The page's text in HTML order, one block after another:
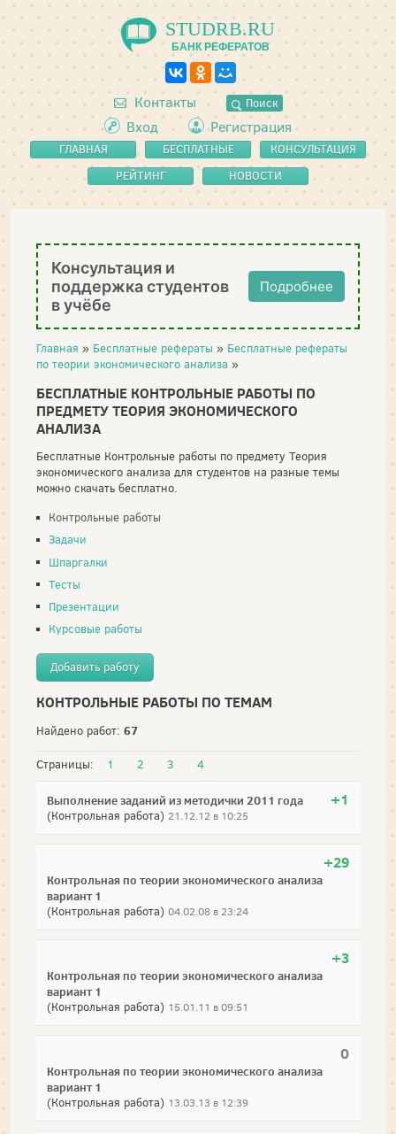
STUDRB.RU
БАНК РЕФЕРАТОВ
Контакты Поиск
Вход Регистрация
ГЛАВНАЯ
БЕСПЛАТНЫЕ
РЕФЕРАТЫ
КОНСУЛЬТАЦИЯ
РЕЙТИНГ
НОВОСТИ
Консультация и
поддержка студентов
в учёбе
Подробнее
Главная » Бесплатные рефераты » Бесплатные рефераты
по теории экономического анализа »
БЕСПЛАТНЫЕ КОНТРОЛЬНЫЕ РАБОТЫ ПО
ПРЕДМЕТУ ТЕОРИЯ ЭКОНОМИЧЕСКОГО
АНАЛИЗА
Бесплатные Контрольные работы по предмету Теория
экономического анализа для студентов на разные темы
можно скачать бесплатно.
Контрольные работы
Задачи
Шпаргалки
Тесты
Презентации
Курсовые работы
Добавить работу
КОНТРОЛЬНЫЕ РАБОТЫ ПО ТЕМАМ
Найдено работ: 67
Страницы: 1 2 3 4
+1
Выполнение заданий из методички 2011 года
(Контрольная работа) 21.12.12 в 10:25
+29
Контрольная по теории экономического анализа
вариант 1
(Контрольная работа) 04.02.08 в 23:24
+3
Контрольная по теории экономического анализа
вариант 1
(Контрольная работа) 15.01.11 в 09:51
0
Контрольная по теории экономического анализа
вариант 1
(Контрольная работа) 13.03.13 в 12:39